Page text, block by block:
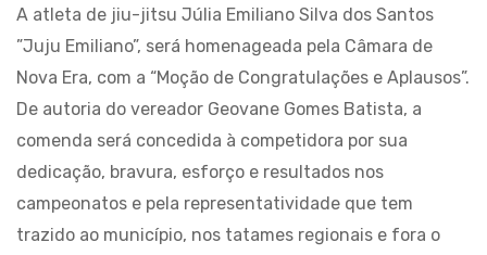
A atleta de jiu-jitsu Júlia Emiliano Silva dos Santos
”Juju Emiliano”, será homenageada pela Câmara de
Nova Era, com a “Moção de Congratulações e Aplausos”.
De autoria do vereador Geovane Gomes Batista, a
comenda será concedida à competidora por sua
dedicação, bravura, esforço e resultados nos
campeonatos e pela representatividade que tem
trazido ao município, nos tatames regionais e fora o